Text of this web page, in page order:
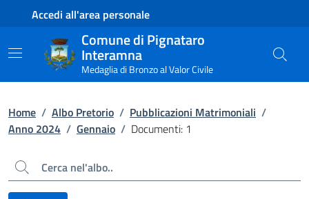
Contenuto principale
Piede di paginaAccedi all'area personale
Comune di Pignataro
Interamna
Medaglia di Bronzo al Valor Civile
Home / Albo Pretorio / Pubblicazioni Matrimoniali /
Anno 2024 / Gennaio / Documenti: 1
Cerca